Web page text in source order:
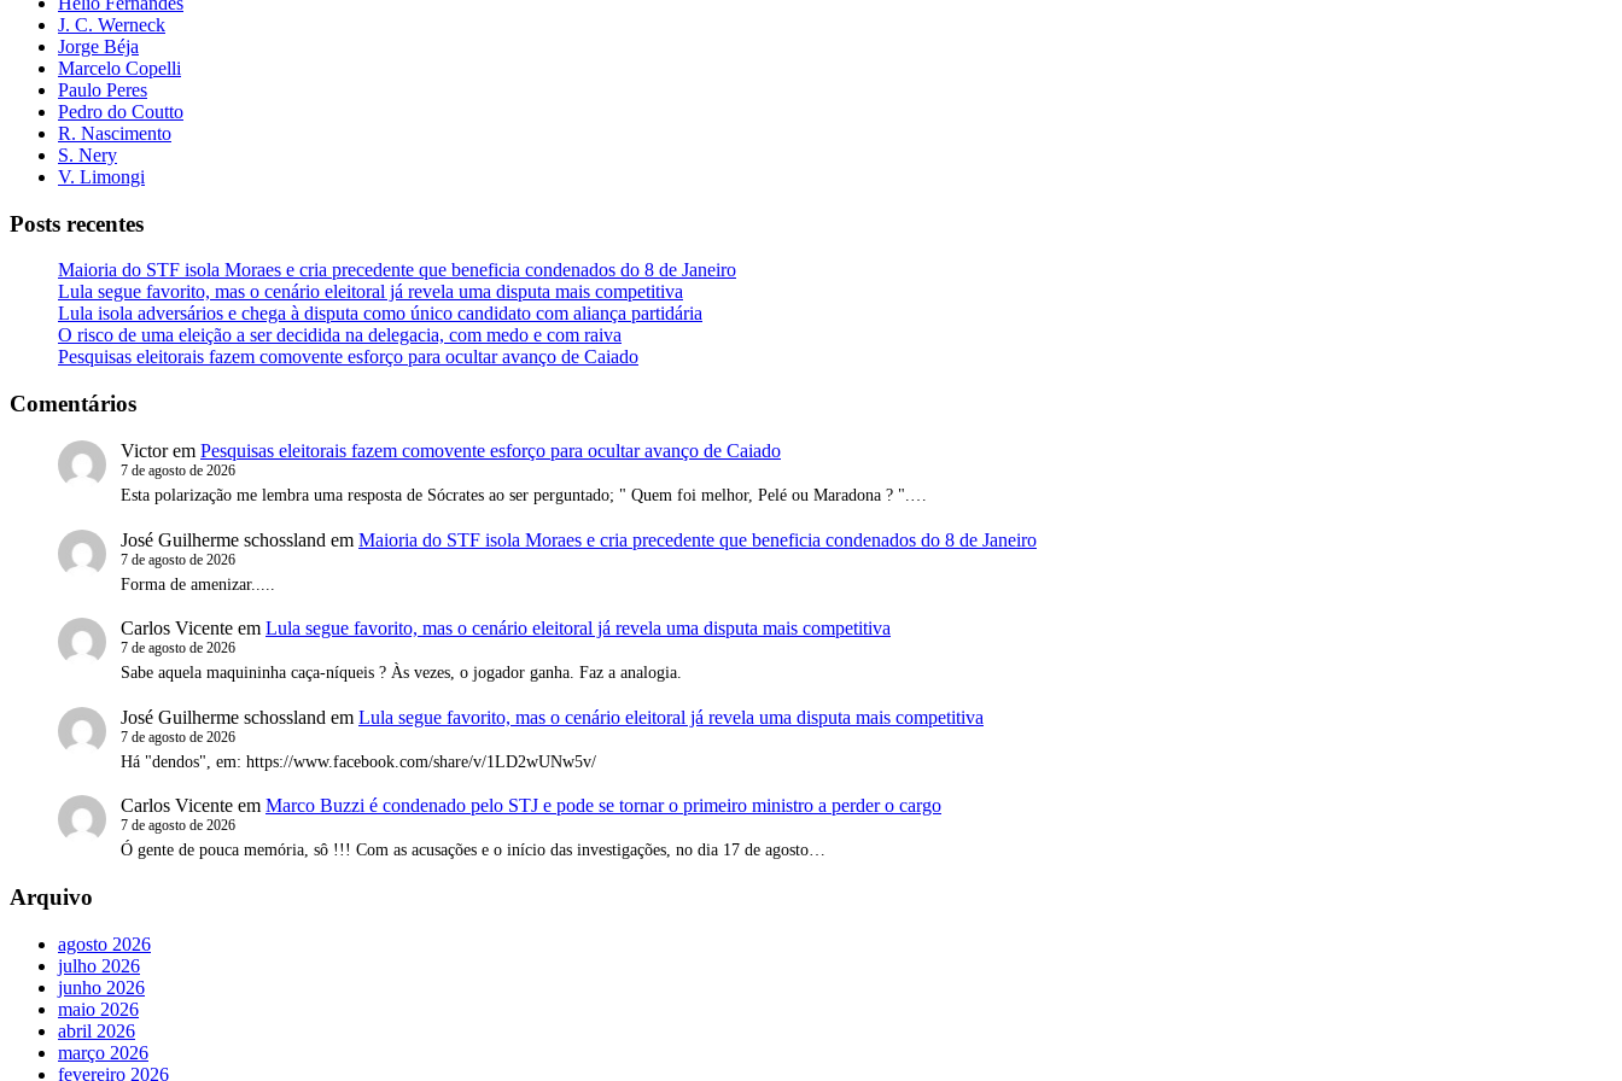
J. C. Werneck
Jorge Béja
Marcelo Copelli
Paulo Peres
Pedro do Coutto
R. Nascimento
S. Nery
V. Limongi
Posts recentes
Maioria do STF isola Moraes e cria precedente que beneficia condenados do 8 de Janeiro
Lula segue favorito, mas o cenário eleitoral já revela uma disputa mais competitiva
Lula isola adversários e chega à disputa como único candidato com aliança partidária
O risco de uma eleição a ser decidida na delegacia, com medo e com raiva
Pesquisas eleitorais fazem comovente esforço para ocultar avanço de Caiado
Comentários
Victorem Pesquisas eleitorais fazem comovente esforço para ocultar avanço de Caiado
7 de agosto de 2026
Esta polarização me lembra uma resposta de Sócrates ao ser perguntado; " Quem foi melhor, Pelé ou Maradona ? ".…
José Guilherme schossland em Maioria do STF isola Moraes e cria precedente que beneficia condenados do 8 de Janeiro
7 de agosto de 2026
Forma de amenizar.....
Carlos Vicente em Lula segue favorito, mas o cenário eleitoral já revela uma disputa mais competitiva
7 de agosto de 2026
Sabe aquela maquininha caça-níqueis ? Às vezes, o jogador ganha. Faz a analogia.
José Guilherme schossland em Lula segue favorito, mas o cenário eleitoral já revela uma disputa mais competitiva
7 de agosto de 2026
Há "dendos", em: https://www.facebook.com/share/v/1LD2wUNw5v/
Carlos Vicente em Marco Buzzi é condenado pelo STJ e pode se tornar o primeiro ministro a perder o cargo
7 de agosto de 2026
Ó gente de pouca memória, sô !!! Com as acusações e o início das investigações, no dia 17 de agosto…
Arquivo
agosto 2026
julho 2026
junho 2026
maio 2026
abril 2026
março 2026
fevereiro 2026